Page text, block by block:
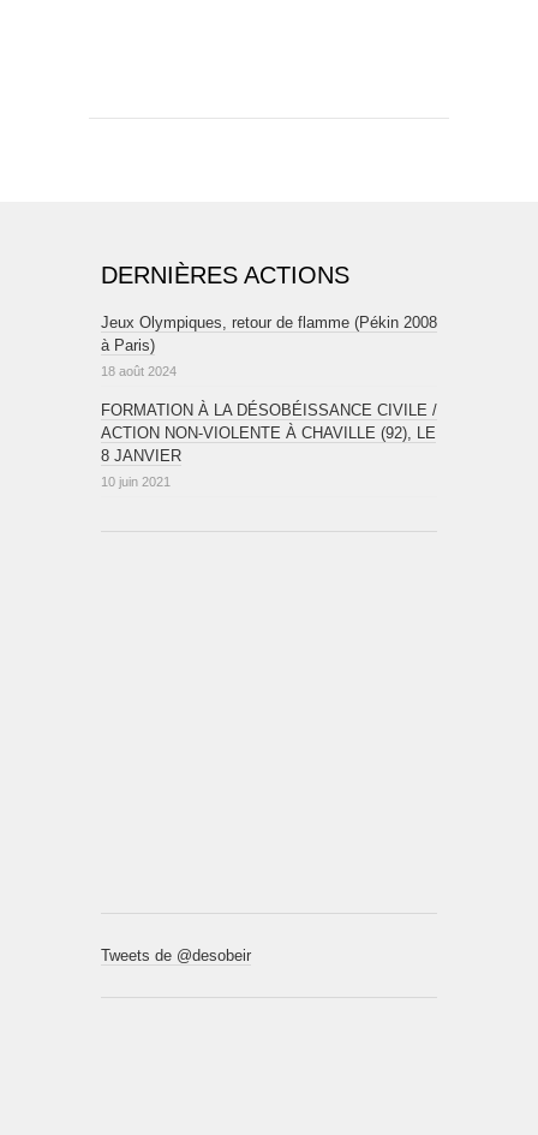
DERNIÈRES ACTIONS
Jeux Olympiques, retour de flamme (Pékin 2008
à Paris)
18 août 2024
FORMATION À LA DÉSOBÉISSANCE CIVILE /
ACTION NON-VIOLENTE À CHAVILLE (92), LE
8 JANVIER
10 juin 2021
Tweets de @desobeir